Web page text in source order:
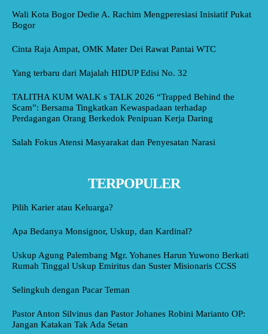
Wali Kota Bogor Dedie A. Rachim Mengperesiasi Inisiatif Pukat
Bogor
Cinta Raja Ampat, OMK Mater Dei Rawat Pantai WTC
Yang terbaru dari Majalah HIDUP Edisi No. 32
TALITHA KUM WALK s TALK 2026 “Trapped Behind the
Scam”: Bersama Tingkatkan Kewaspadaan terhadap
Perdagangan Orang Berkedok Penipuan Kerja Daring
Salah Fokus Atensi Masyarakat dan Penyesatan Narasi
TERPOPULER
Pilih Karier atau Keluarga?
Apa Bedanya Monsignor, Uskup, dan Kardinal?
Uskup Agung Palembang Mgr. Yohanes Harun Yuwono Berkati
Rumah Tinggal Uskup Emiritus dan Suster Misionaris CCSS
Selingkuh dengan Pacar Teman
Pastor Anton Silvinus dan Pastor Johanes Robini Marianto OP:
Jangan Katakan Tak Ada Setan